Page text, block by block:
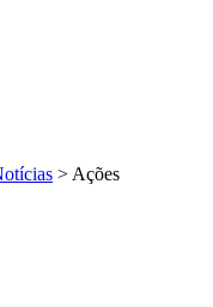
> Ações